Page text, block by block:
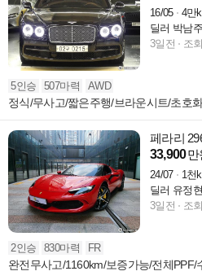
16/05 4만
딜러 박남주
3일전
조
5인승 507마력 AWD
정식/무사고/짧은주행/브라운시트/초호
페라리
33,900만
24/07 1천
딜러 유정현
3일전
조
2인승 830마력 FR
완전무사고/1160km/보증가능/전체PPF/